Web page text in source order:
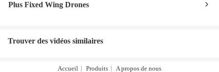
Plus Fixed Wing Drones
Trouver des vidéos similaires
Accueil Produits A propos de nous